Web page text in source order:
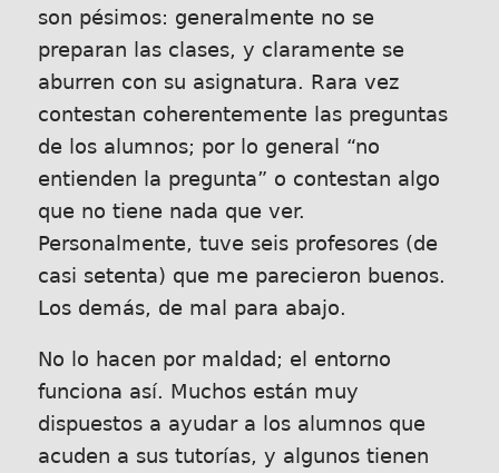
son pésimos: generalmente no se
preparan las clases, y claramente se
aburren con su asignatura. Rara vez
contestan coherentemente las preguntas
de los alumnos; por lo general “no
entienden la pregunta” o contestan algo
que no tiene nada que ver.
Personalmente, tuve seis profesores (de
casi setenta) que me parecieron buenos.
Los demás, de mal para abajo.
No lo hacen por maldad; el entorno
funciona así. Muchos están muy
dispuestos a ayudar a los alumnos que
acuden a sus tutorías, y algunos tienen